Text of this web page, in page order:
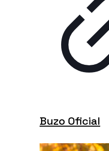
Buzo Oficial